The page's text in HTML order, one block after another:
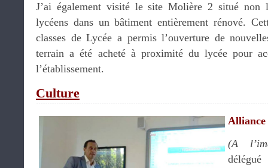
J’ai également visité le site Molière 2 situé
lycéens dans un bâtiment entièrement rénové.
classes de Lycée a permis l’ouverture de
terrain a été acheté à proximité du lycée pour
l’établissement.
Culture
Alliance
(A